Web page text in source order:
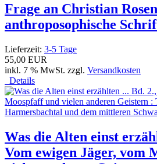
Frage an Christian
anthroposophische
Lieferzeit: 3-5 Tage
55,00 EUR
inkl. 7 % MwSt. zzgl. Versandkosten
Details
Was die Alten einst
Vom ewigen Jäger, vom